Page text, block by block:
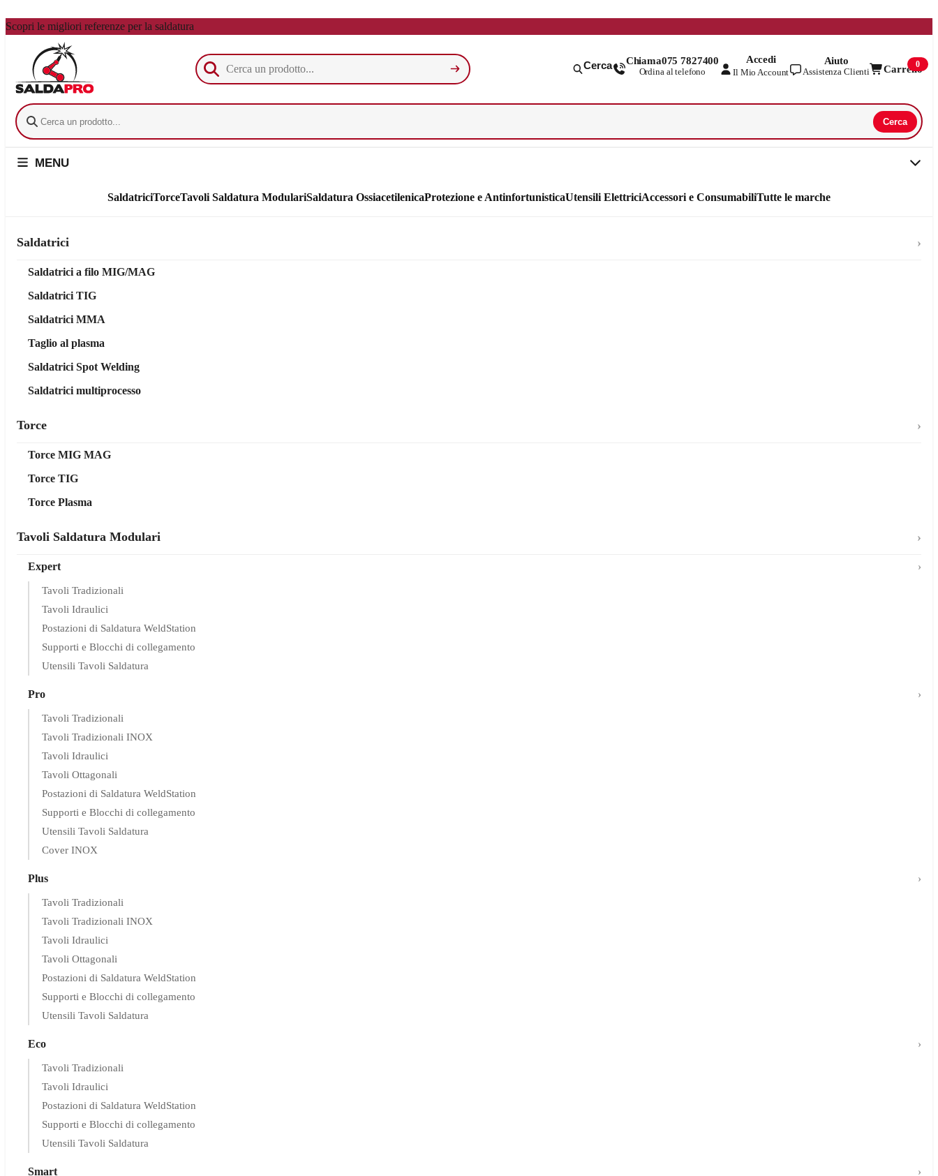
Scopri le migliori referenze per la saldatura
Cerca Chiama075 7827400
Ordina al telefono
Accedi
Il Mio Account
Aiuto
Assistenza Clienti Carrello
0
Cerca
MENU
SaldatriciTorceTavoli Saldatura ModulariSaldatura OssiacetilenicaProtezione e AntinfortunisticaUtensili ElettriciAccessori e ConsumabiliTutte le marche
Saldatrici
Saldatrici a filo MIG/MAG
Saldatrici TIG
Saldatrici MMA
Taglio al plasma
Saldatrici Spot Welding
Saldatrici multiprocesso
Torce
Torce MIG MAG
Torce TIG
Torce Plasma
Tavoli Saldatura Modulari
Expert
Tavoli Tradizionali
Tavoli Idraulici
Postazioni di Saldatura WeldStation
Supporti e Blocchi di collegamento
Utensili Tavoli Saldatura
Pro
Tavoli Tradizionali
Tavoli Tradizionali INOX
Tavoli Idraulici
Tavoli Ottagonali
Postazioni di Saldatura WeldStation
Supporti e Blocchi di collegamento
Utensili Tavoli Saldatura
Cover INOX
Plus
Tavoli Tradizionali
Tavoli Tradizionali INOX
Tavoli Idraulici
Tavoli Ottagonali
Postazioni di Saldatura WeldStation
Supporti e Blocchi di collegamento
Utensili Tavoli Saldatura
Eco
Tavoli Tradizionali
Tavoli Idraulici
Postazioni di Saldatura WeldStation
Supporti e Blocchi di collegamento
Utensili Tavoli Saldatura
Smart